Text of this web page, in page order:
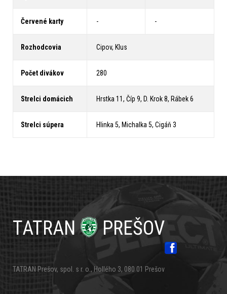
Červené karty - -
Rozhodcovia Cipov, Klus
Počet divákov 280
Strelci domácich Hrstka 11, Číp 9, D. Krok 8, Rábek 6
Strelci súpera Hlinka 5, Michalka 5, Cigáň 3
TATRAN PREŠOV
TATRAN Prešov, spol. s r. o., Hollého 3, 080 01 Prešov